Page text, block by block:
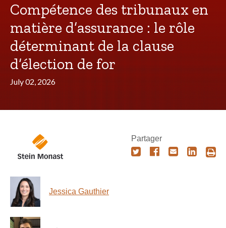
Compétence des tribunaux en
matière d’assurance : le rôle
déterminant de la clause
d’élection de for
July 02, 2026
Jessica Gauthier
Partager